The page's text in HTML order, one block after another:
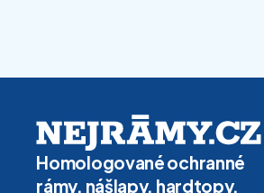
Homologované ochranné
rámy, nášlapy, hardtopy,